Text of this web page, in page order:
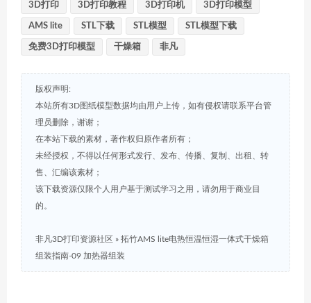
3D打印 3D打印教程 3D打印机 3D打印模型
AMS lite STL下载 STL模型 STL模型下载
免费3D打印模型 干燥箱 非凡
版权声明:
本站所有3D图纸模型数据均由用户上传，如有侵权请联系平台管
理员删除，谢谢；
在本站下载的素材，著作权归原作者所有；
未经授权，不得以任何形式发行、发布、传播、复制、出租、转
售、汇编该素材；
该下载资源仅限个人用户基于测试学习之用，请勿用于商业目
的。
非凡3D打印资源社区 » 拓竹AMS lite电热恒温恒湿一体式干燥箱
组装指南-09 加热器组装